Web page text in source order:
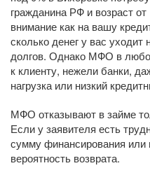
гражданина РФ и возраст
внимание как на вашу
сколько денег у вас
долгов. Однако МФО в
к клиенту, нежели банки,
нагрузка или низкий
МФО отказывают в займе
Если у заявителя есть
сумму финансирования или
вероятность возврата.